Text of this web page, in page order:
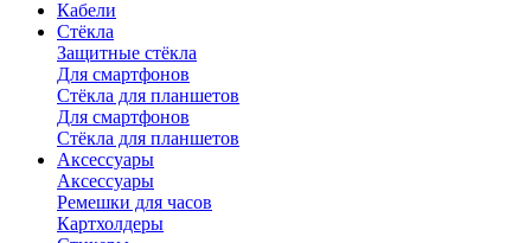
Кабели
Стёкла
Защитные стёкла
Для смартфонов
Стёкла для планшетов
Для смартфонов
Стёкла для планшетов
Аксессуары
Аксессуары
Ремешки для часов
Картхолдеры